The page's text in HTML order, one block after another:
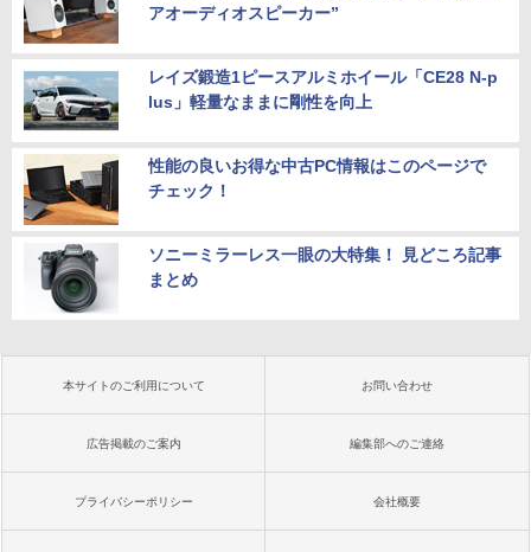
アオーディオスピーカー”
レイズ鍛造1ピースアルミホイール「CE28 N-p
lus」軽量なままに剛性を向上
性能の良いお得な中古PC情報はこのページで
チェック！
ソニーミラーレス一眼の大特集！ 見どころ記事
まとめ
本サイトのご利用について お問い合わせ
広告掲載のご案内 編集部へのご連絡
プライバシーポリシー 会社概要